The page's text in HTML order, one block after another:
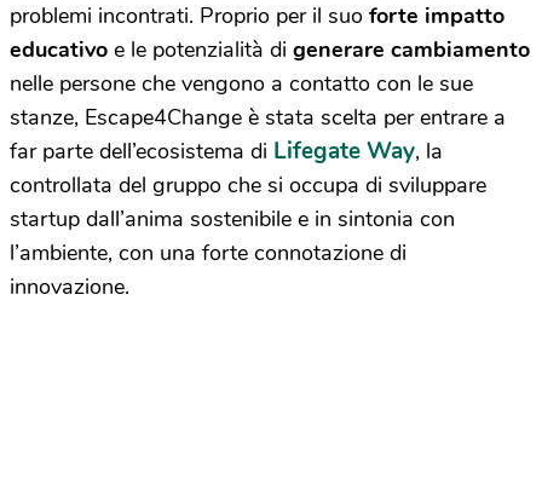
problemi incontrati. Proprio per il suo forte impatto
educativo e le potenzialità di generare cambiamento
nelle persone che vengono a contatto con le sue
stanze, Escape4Change è stata scelta per entrare a
far parte dell’ecosistema di Lifegate Way, la
controllata del gruppo che si occupa di sviluppare
startup dall’anima sostenibile e in sintonia con
l’ambiente, con una forte connotazione di
innovazione.